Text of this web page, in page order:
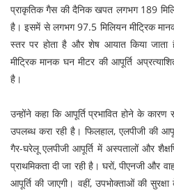
प्राकृतिक गैस की दैनिक खपत लगभग 189
है। इसमें से लगभग 97.5 मिलियन मीट्रिक
स्तर पर होता है और शेष आयात किया
मीट्रिक मानक घन मीटर की आपूर्ति
है।
उन्होंने कहा कि आपूर्ति प्रभावित होने के कारण
उपलब्ध करा रही है। फिलहाल, एलपीजी की
गैर-घरेलू एलपीजी आपूर्ति में अस्पतालों और
प्राथमिकता दी जा रही है। घरों, पीएनजी और
आपूर्ति की जाएगी। वहीं, उपभोक्ताओं की